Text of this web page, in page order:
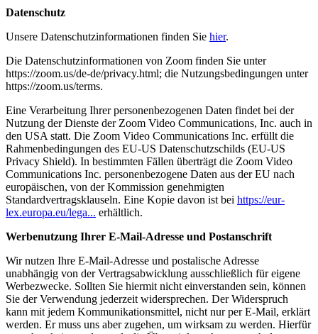
Datenschutz
Unsere Datenschutzinformationen finden Sie hier.
Die Datenschutzinformationen von Zoom finden Sie unter
https://zoom.us/de-de/privacy.html; die Nutzungsbedingungen unter
https://zoom.us/terms.
Eine Verarbeitung Ihrer personenbezogenen Daten findet bei der
Nutzung der Dienste der Zoom Video Communications, Inc. auch in
den USA statt. Die Zoom Video Communications Inc. erfüllt die
Rahmenbedingungen des EU-US Datenschutzschilds (EU-US
Privacy Shield). In bestimmten Fällen überträgt die Zoom Video
Communications Inc. personenbezogene Daten aus der EU nach
europäischen, von der Kommission genehmigten
Standardvertragsklauseln. Eine Kopie davon ist bei https://eur-
lex.europa.eu/lega... erhältlich.
Werbenutzung Ihrer E-Mail-Adresse und Postanschrift
Wir nutzen Ihre E-Mail-Adresse und postalische Adresse
unabhängig von der Vertragsabwicklung ausschließlich für eigene
Werbezwecke. Sollten Sie hiermit nicht einverstanden sein, können
Sie der Verwendung jederzeit widersprechen. Der Widerspruch
kann mit jedem Kommunikationsmittel, nicht nur per E-Mail, erklärt
werden. Er muss uns aber zugehen, um wirksam zu werden. Hierfür